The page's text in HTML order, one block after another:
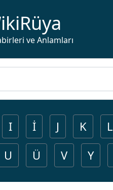
ve Anlamları
I İ J K L
U Ü V Y